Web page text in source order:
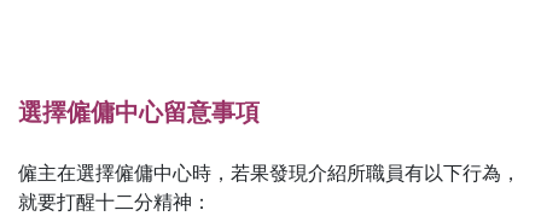
選擇僱傭中心留意事項
僱主在選擇僱傭中心時，若果發現介紹所職員有以下行為，
就要打醒十二分精神：